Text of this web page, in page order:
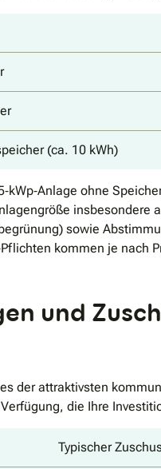
(ca. 10 kWh)
ohne
sowie
kommen je nach
und
der attraktivsten
die Ihre
Typischer